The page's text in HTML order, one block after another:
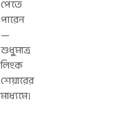
পেতে
পারেন
—
শুধুমাত্র
লিংক
শেয়ারের
মাধ্যমে।